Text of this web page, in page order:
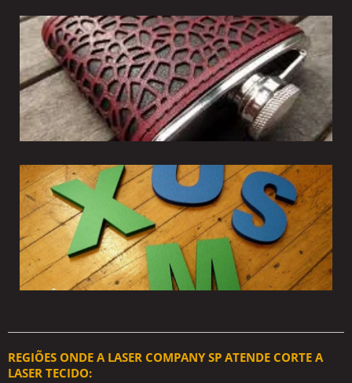
REGIÕES ONDE A LASER COMPANY SP ATENDE CORTE A
LASER TECIDO: